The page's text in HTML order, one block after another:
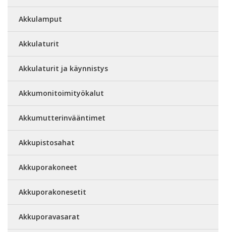
Akkulamput
Akkulaturit
Akkulaturit ja käynnistys
Akkumonitoimityökalut
Akkumutterinvääntimet
Akkupistosahat
Akkuporakoneet
Akkuporakonesetit
Akkuporavasarat